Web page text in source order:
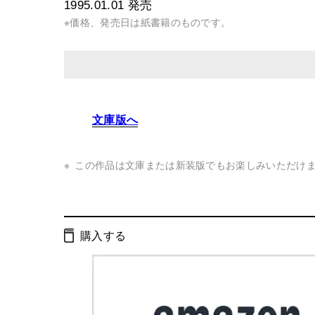
1995.01.01 発売
※価格、発売日は紙書籍のものです。
ISBN： 9784877280796
判型： 四六判
文庫版へ
この作品は文庫または新装版でもお楽しみいただけま
購入する